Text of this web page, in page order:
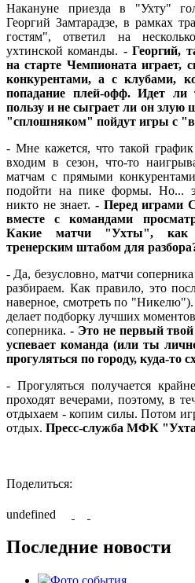
Накануне приезда в "Ухту"
Георгий Замтарадзе, в рамках
гостям", ответил на
ухтинской команды. - Георгий,
на старте Чемпионата
конкурентами, а с клубами,
попадание плей-офф. Идет ли
пользу и не сыграет ли он злую
"сплошняком" пойдут игры с
- Мне кажется, что такой
входим в сезон, что-то
матчам с прямыми
подойти на пике формы. Но...
никто не знает. - Перед играми
вместе с командами
Какие матчи "Ухты", как
тренерским штабом для
- Да, безусловно, матчи
разбираем. Как правило, это
наверное, смотреть по
делает подборку лучших
соперника. - Это не первый
успевает команда (или ты
прогуляться по городу, куда-то
- Прогуляться получается
проходят вечерами, поэтому, в
отдыхаем - копим силы. Потом
отдых. Пресс-служба МФК
Поделиться:
undefined
Последние новости